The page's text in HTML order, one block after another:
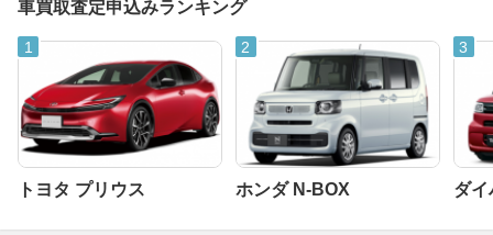
車買取査定申込みランキング
トヨタ プリウス ホンダ N-BOX ダイ